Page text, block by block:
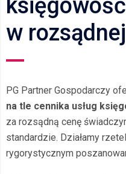
w
PG Partner Gospodarczy
na tle cennika usług
za rozsądną cenę
standardzie. Działamy
rygorystycznym